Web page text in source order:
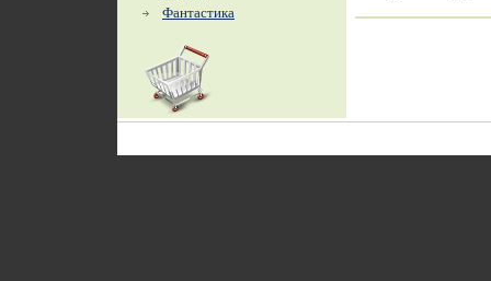
Фантастика